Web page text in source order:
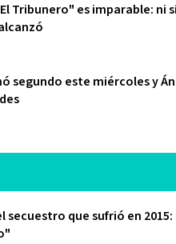
Tribunero" es imparable: ni
segundo este miércoles y
secuestro que sufrió en